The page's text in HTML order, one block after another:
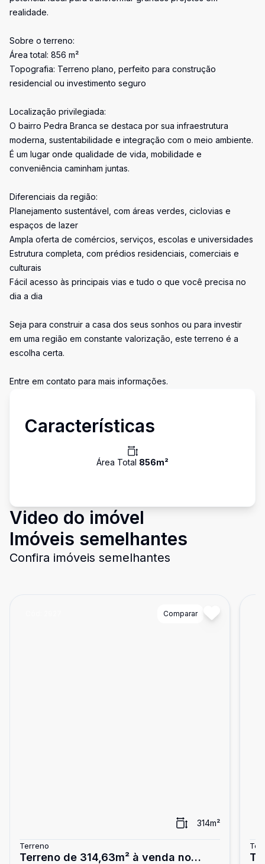
realidade.
Sobre o terreno:
Área total: 856 m²
Topografia: Terreno plano, perfeito para construção
residencial ou investimento seguro
Localização privilegiada:
O bairro Pedra Branca se destaca por sua infraestrutura
moderna, sustentabilidade e integração com o meio ambiente.
É um lugar onde qualidade de vida, mobilidade e
conveniência caminham juntas.
Diferenciais da região:
Planejamento sustentável, com áreas verdes, ciclovias e
espaços de lazer
Ampla oferta de comércios, serviços, escolas e universidades
Estrutura completa, com prédios residenciais, comerciais e
culturais
Fácil acesso às principais vias e tudo o que você precisa no
dia a dia
Seja para construir a casa dos seus sonhos ou para investir
em uma região em constante valorização, este terreno é a
escolha certa.
Entre em contato para mais informações.
Características
Área Total 856m²
Video do imóvel
Imóveis semelhantes
Confira imóveis semelhantes
Comparar
314m²
Terreno
Terreno de 314,63m² à venda no